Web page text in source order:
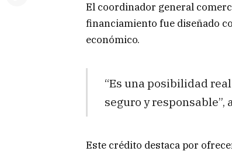
El coordinador general
financiamiento fue diseñado
económico.
“Es una posibilidad
seguro y
Este crédito destaca por